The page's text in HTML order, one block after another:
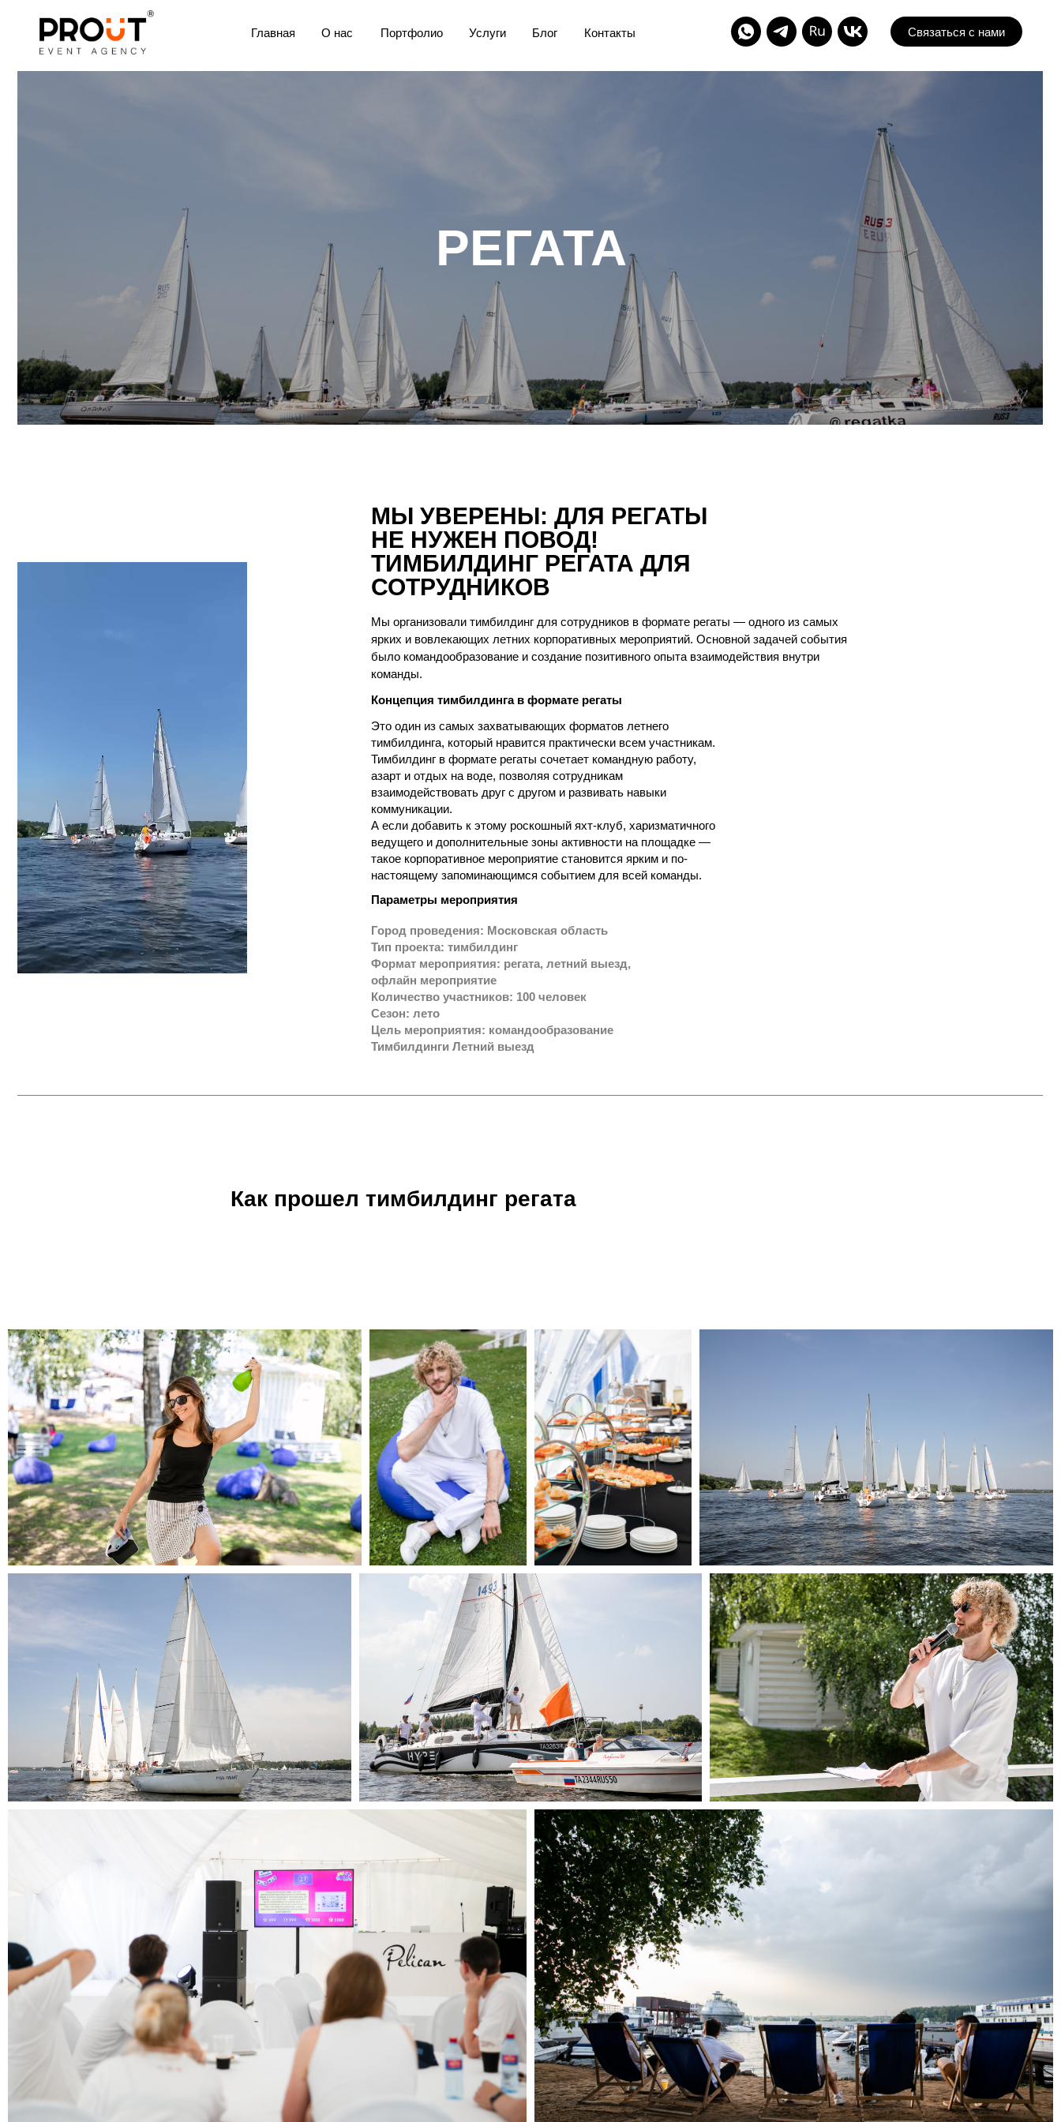
Связаться с нами
Главная Портфолио Услуги Блог Контакты
О нас
РЕГАТА
ТИМБИЛДИНГ РЕГАТА ДЛЯ
СОТРУДНИКОВ
Город проведения: Московская область
Тип проекта: тимбилдинг
Формат мероприятия: регата, летний выезд,
офлайн мероприятие
Сезон: лето
Тимбилдинги Летний выезд
Это один из самых захватывающих форматов летнего
тимбилдинга, который нравится практически всем участникам.
Тимбилдинг в формате регаты сочетает командную работу,
взаимодействовать друг с другом и развивать навыки
коммуникации.
А если добавить к этому роскошный яхт-клуб, харизматичного
ведущего и дополнительные зоны активности на площадке —
такое корпоративное мероприятие становится ярким и по-
настоящему запоминающимся событием для всей команды.
Мы организовали тимбилдинг для сотрудников в формате регаты — одного из самых
ярких и вовлекающих летних корпоративных мероприятий. Основной задачей события
было командообразование и создание позитивного опыта взаимодействия внутри
Концепция тимбилдинга в формате регаты
Как прошел тимбилдинг регата